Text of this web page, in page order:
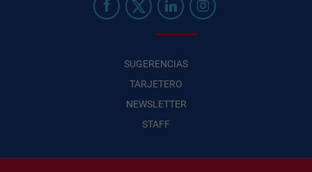
SUGERENCIAS
TARJETERO
NEWSLETTER
STAFF